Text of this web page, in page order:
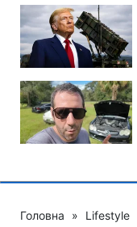
Головна » Lifestyle